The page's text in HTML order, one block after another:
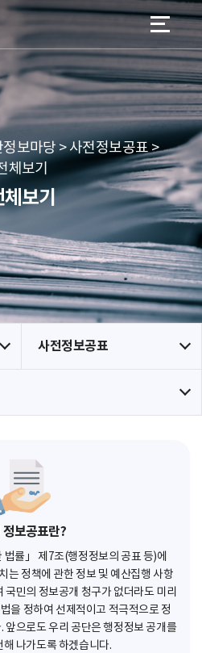
바로가기
바로가기
보마당 > 사전정보공표 >
체보기
체보기
사전정보공표
정보공표란?
법률」 제7조(행정정보의 공표 등)에
는 정책에 관한 정보 및 예산집행 사항
국민의 정보공개 청구가 없더라도 미리
을 정하여 선제적이고 적극적으로 정
앞으로도 우리 공단은 행정정보 공개를
나가도록 하겠습니다.